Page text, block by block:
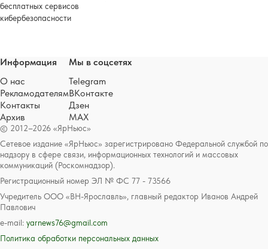
бесплатных сервисов
кибербезопасности
© 2012–2026 «ЯрНьюс»
Сетевое издание «ЯрНьюс» зарегистрировано Федеральной службой по
надзору в сфере связи, информационных технологий и массовых
коммуникаций (Роскомнадзор).
Регистрационный номер ЭЛ № ФС 77 - 73566
Учредитель ООО «ВН-Ярославль», главный редактор Иванов Андрей
Павлович
e-mail: yarnews76@gmail.com
Политика обработки персональных данных
Информация
О нас
Рекламодателям
Контакты
Архив
Мы в соцсетях
Telegram
ВКонтакте
Дзен
MAX